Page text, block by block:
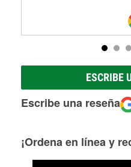
ESCRIBE
Escribe una reseña
¡Ordena en línea y